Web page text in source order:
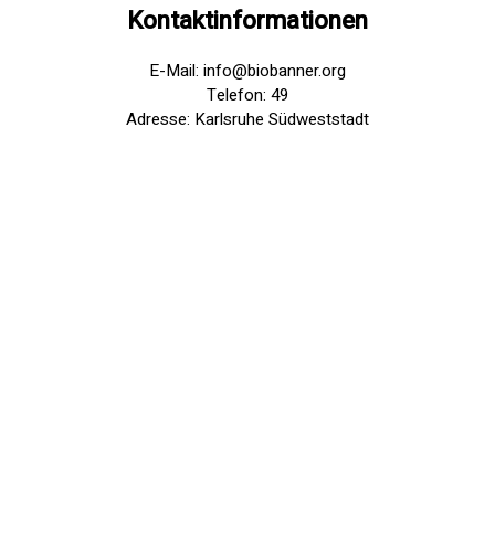
Kontaktinformationen
E-Mail: info@biobanner.org
Telefon: 49
Adresse: Karlsruhe Südweststadt